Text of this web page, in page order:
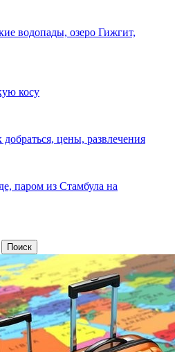
водопады, озеро Гижгит,
косу
цены, развлечения
паром из Стамбула на